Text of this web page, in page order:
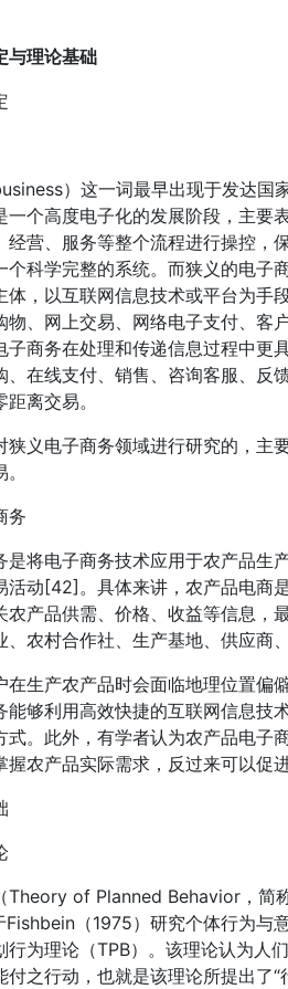
与理论基础
）这一词最早出现于发达国
一个高度电子化的发展阶段，主
经营、服务等整个流程进行操控，
个科学完整的系统。而狭义的电子
体，以互联网信息技术或平台为手
物、网上交易、网络电子支付、客
子商务在处理和传递信息过程中更
、在线支付、销售、咨询客服、反
离交易。
狭义电子商务领域进行研究的，主
务
是将电子商务技术应用于农产品生
活动[42]。具体来讲，农产品电商
农产品供需、价格、收益等信息，
、农村合作社、生产基地、供应商
在生产农产品时会面临地理位置偏
能够利用高效快捷的互联网信息技
式。此外，有学者认为农产品电子
握农产品实际需求，反过来可以促
Theory of Planned Behavior，简
（1975）研究个体行为与
行为理论（TPB）。该理论认为人
付之行动，也就是该理论所提出了